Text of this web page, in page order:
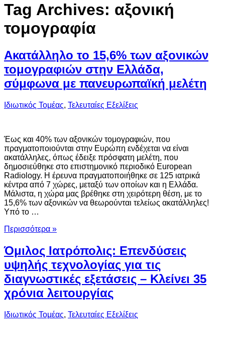
Tag Archives: αξονική
τομογραφία
Ακατάλληλο το 15,6% των αξονικών
τομογραφιών στην Ελλάδα,
σύμφωνα με πανευρωπαϊκή μελέτη
Ιδιωτικός Τομέας, Τελευταίες Εξελίξεις
Έως και 40% των αξονικών τομογραφιών, που
πραγματοποιούνται στην Ευρώπη ενδέχεται να είναι
ακατάλληλες, όπως έδειξε πρόσφατη μελέτη, που
δημοσιεύθηκε στο επιστημονικό περιοδικό European
Radiology. Η έρευνα πραγματοποιήθηκε σε 125 ιατρικά
κέντρα από 7 χώρες, μεταξύ των οποίων και η Ελλάδα.
Μάλιστα, η χώρα μας βρέθηκε στη χειρότερη θέση, με το
15,6% των αξονικών να θεωρούνται τελείως ακατάλληλες!
Υπό το …
Περισσότερα »
Όμιλος Ιατρόπολις: Επενδύσεις
υψηλής τεχνολογίας για τις
διαγνωστικές εξετάσεις – Κλείνει 35
χρόνια λειτουργίας
Ιδιωτικός Τομέας, Τελευταίες Εξελίξεις